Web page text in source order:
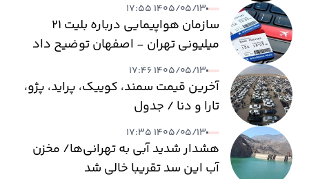
۱۴۰۵/۰۵/۱۳ ۱۷:۵۵
سازمان هواپیمایی درباره بلیت ۲۱
میلیونی تهران - اصفهان توضیح داد
۱۴۰۵/۰۵/۱۳ ۱۷:۴۶
آخرین قیمت سمند، کوییک، پراید، پژو،
تارا و دنا / جدول
۱۴۰۵/۰۵/۱۳ ۱۷:۳۵
هشدار شدید آبی به تهرانی‌ها/ مخزن
آب این سد تقریبا خالی شد